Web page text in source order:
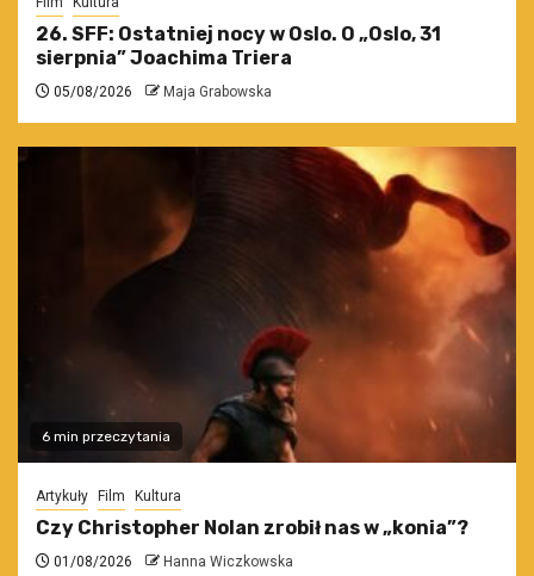
26. SFF: Ostatniej nocy w Oslo. O „Oslo, 31
sierpnia” Joachima Triera
05/08/2026 Maja Grabowska
6 min przeczytania
Artykuły Film Kultura
Czy Christopher Nolan zrobił nas w „konia”?
01/08/2026 Hanna Wiczkowska